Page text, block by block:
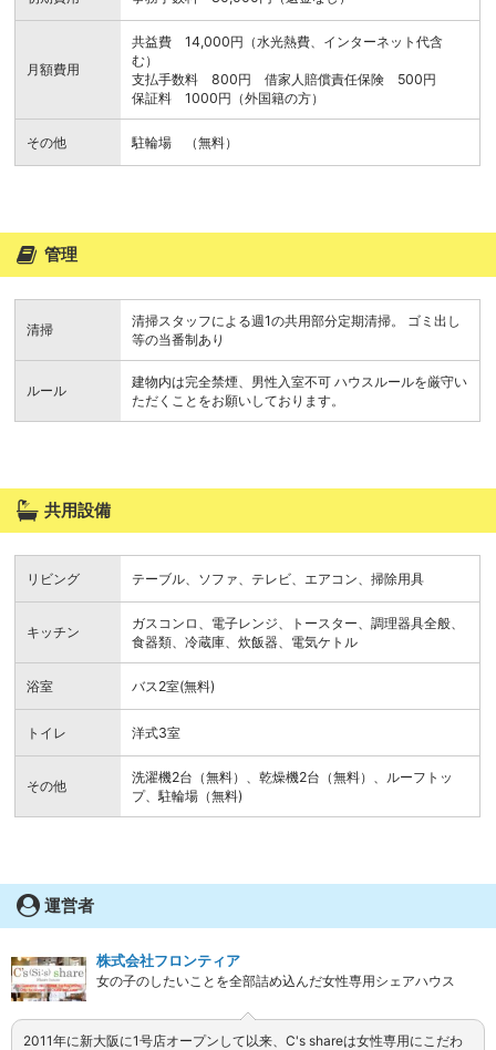
月額費用
共益費 14,000円（水光熱費、インターネット代含
む）
支払手数料 800円 借家人賠償責任保険 500円
保証料 1000円（外国籍の方）
その他 駐輪場 （無料）
管理
清掃
清掃スタッフによる週1の共用部分定期清掃。 ゴミ出し
等の当番制あり
ルール
建物内は完全禁煙、男性入室不可 ハウスルールを厳守い
ただくことをお願いしております。
共用設備
リビング テーブル、ソファ、テレビ、エアコン、掃除用具
キッチン
ガスコンロ、電子レンジ、トースター、調理器具全般、
食器類、冷蔵庫、炊飯器、電気ケトル
浴室 バス2室(無料)
トイレ 洋式3室
その他
洗濯機2台（無料）、乾燥機2台（無料）、ルーフトッ
プ、駐輪場（無料)
運営者
株式会社フロンティア
女の子のしたいことを全部詰め込んだ女性専用シェアハウス
2011年に新大阪に1号店オープンして以来、C's shareは女性専用にこだわ